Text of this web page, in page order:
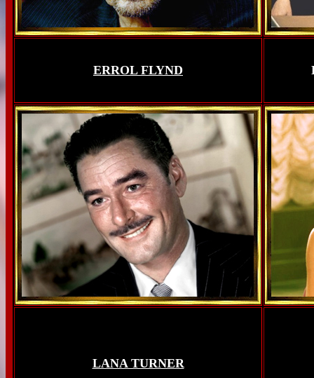
ERROL FLYND
LANA TURNER